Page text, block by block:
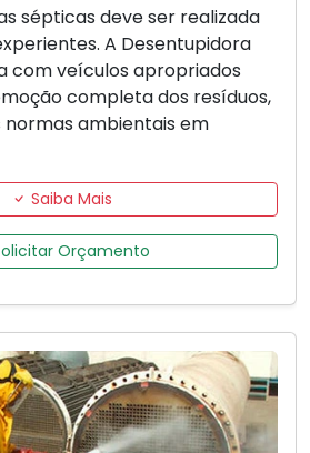
sépticas deve ser realizada
A Desentupidora
com veículos apropriados
completa dos resíduos,
normas ambientais em
Saiba Mais
Orçamento